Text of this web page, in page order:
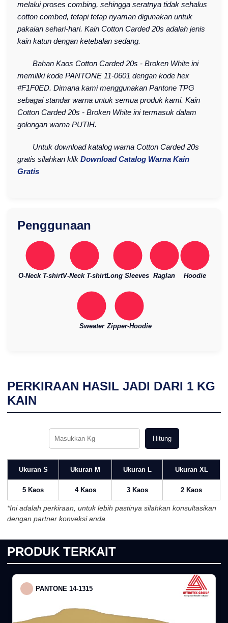
melalui proses combing, sehingga seratnya tidak sehalus
cotton combed, tetapi tetap nyaman digunakan untuk
pakaian sehari-hari. Kain Cotton Carded 20s adalah jenis
kain katun dengan ketebalan sedang.
Bahan Kaos Cotton Carded 20s - Broken White ini
memiliki kode PANTONE 11-0601 dengan kode hex
#F1F0ED. Dimana kami menggunakan Pantone TPG
sebagai standar warna untuk semua produk kami. Kain
Cotton Carded 20s - Broken White ini termasuk dalam
golongan warna PUTIH.
Untuk download katalog warna Cotton Carded 20s
gratis silahkan klikDownload Catalog Warna Kain
Gratis
Penggunaan
O-Neck T-shirtV-Neck T-shirtLong Sleeves Raglan Hoodie
Sweater Zipper-Hoodie
PERKIRAAN HASIL JADI DARI 1 KG
KAIN
Hitung
Ukuran S Ukuran M Ukuran L Ukuran XL
5 Kaos 4 Kaos 3 Kaos 2 Kaos
*Ini adalah perkiraan, untuk lebih pastinya silahkan konsultasikan
dengan partner konveksi anda.
PRODUK TERKAIT
PANTONE 14-1315